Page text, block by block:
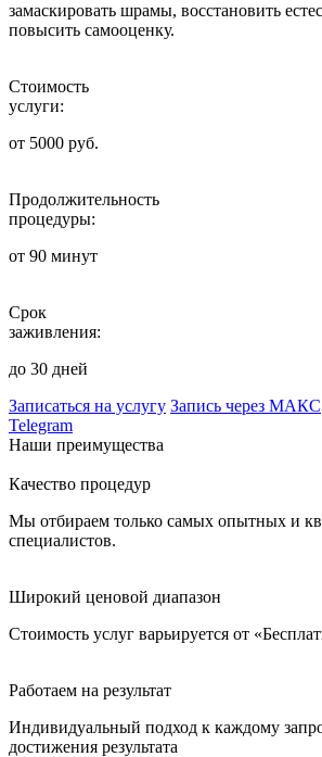
замаскировать шрамы, восстановить
повысить самооценку.
Стоимость
услуги:
от 5000 руб.
Продолжительность
процедуры:
от 90 минут
Срок
заживления:
до 30 дней
Записаться на услугу Запись через МАКС
Telegram
Наши преимущества
Качество процедур
Мы отбираем только самых опытных и
специалистов.
Широкий ценовой диапазон
Стоимость услуг варьируется от
Работаем на результат
Индивидуальный подход к каждому
достижения результата